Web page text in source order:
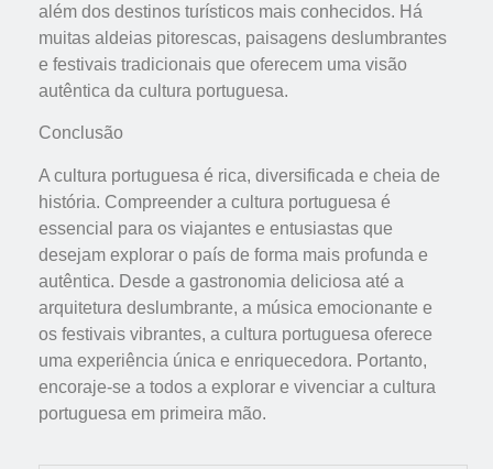
além dos destinos turísticos mais conhecidos. Há
muitas aldeias pitorescas, paisagens deslumbrantes
e festivais tradicionais que oferecem uma visão
autêntica da cultura portuguesa.
Conclusão
A cultura portuguesa é rica, diversificada e cheia de
história. Compreender a cultura portuguesa é
essencial para os viajantes e entusiastas que
desejam explorar o país de forma mais profunda e
autêntica. Desde a gastronomia deliciosa até a
arquitetura deslumbrante, a música emocionante e
os festivais vibrantes, a cultura portuguesa oferece
uma experiência única e enriquecedora. Portanto,
encoraje-se a todos a explorar e vivenciar a cultura
portuguesa em primeira mão.